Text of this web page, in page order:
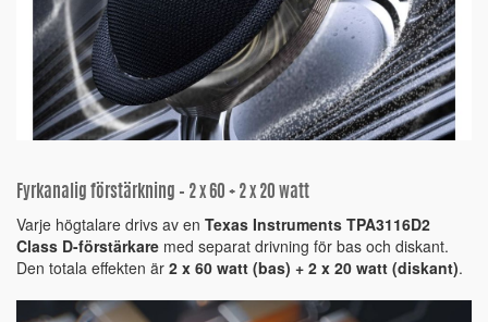
Fyrkanalig förstärkning – 2 x 60 + 2 x 20 watt
Varje högtalare drivs av en Texas Instruments TPA3116D2
Class D-förstärkare med separat drivning för bas och diskant.
Den totala effekten är 2 x 60 watt (bas) + 2 x 20 watt (diskant).